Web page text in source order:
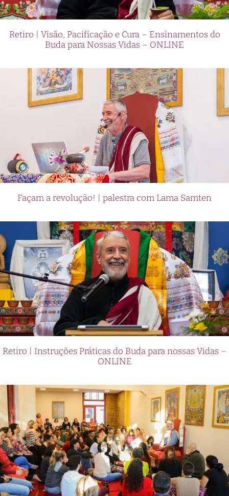
Retiro | Visão, Pacificação e Cura – Ensinamentos do
Buda para Nossas Vidas – ONLINE
Façam a revolução! | palestra com Lama Samten
Retiro | Instruções Práticas do Buda para nossas Vidas –
ONLINE